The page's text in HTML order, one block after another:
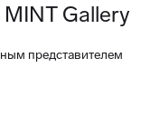
Gallery
представителем